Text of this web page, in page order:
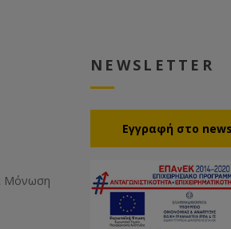
Μόνωση
NEWSLETTER
Eγγραφή στο